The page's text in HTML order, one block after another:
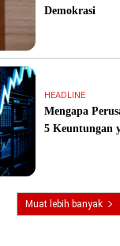
Demokrasi
HEADLINE
Mengapa
5 Keuntungan
Muat lebih banyak